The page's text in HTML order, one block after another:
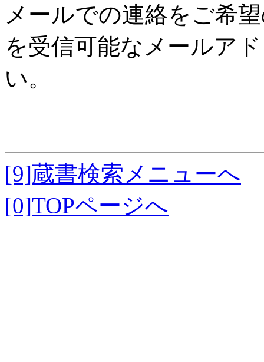
メールでの連絡をご希
を受信可能なメールア
い。
[9]蔵書検索メニューへ
[0]TOPページへ